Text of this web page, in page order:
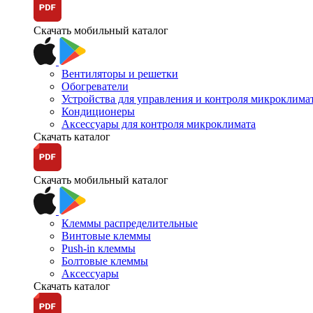
Скачать мобильный каталог
Вентиляторы и решетки
Обогреватели
Устройства для управления и контроля
Кондиционеры
Аксессуары для контроля микроклимата
Скачать каталог
Скачать мобильный каталог
Клеммы распределительные
Винтовые клеммы
Push-in клеммы
Болтовые клеммы
Аксессуары
Скачать каталог